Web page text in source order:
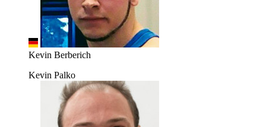
Kevin Berberich
Kevin Palko